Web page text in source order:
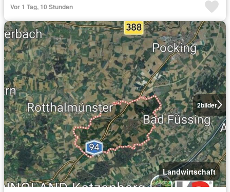
Vor 1 Tag, 10 Stunden
2bilder
Landwirtschaft